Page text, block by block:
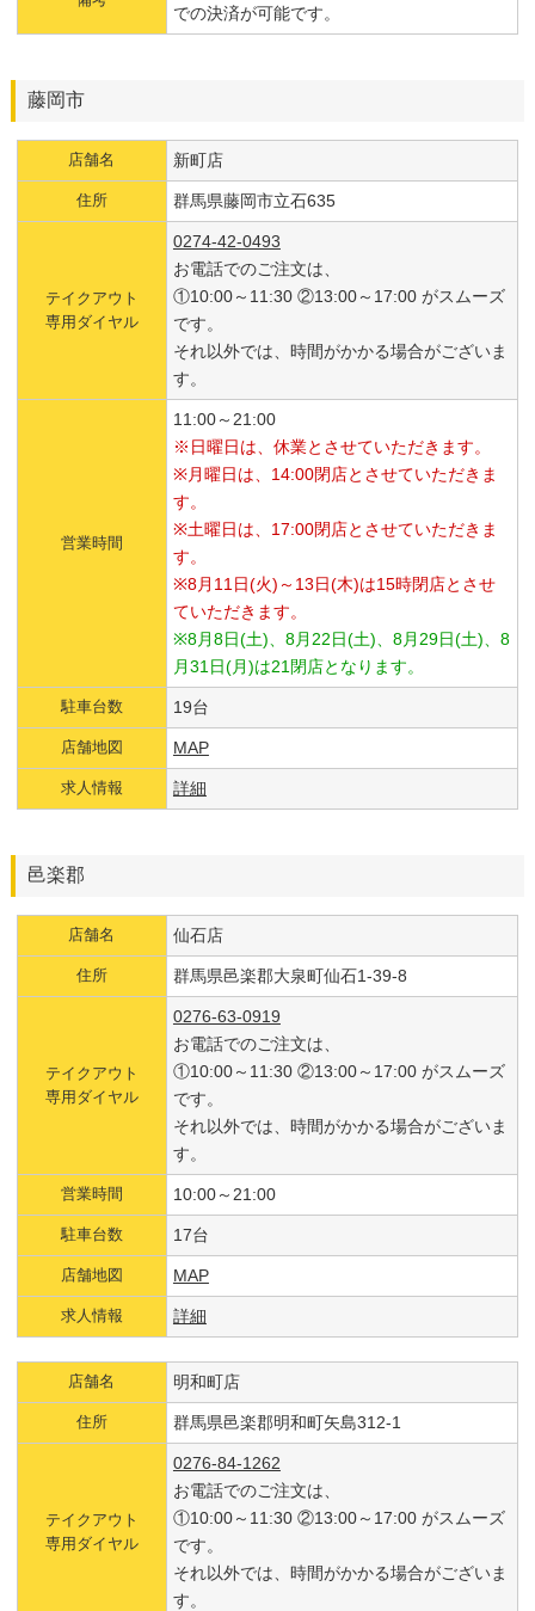
での決済が可能です。
藤岡市
店舗名 新町店
住所 群馬県藤岡市立石635
テイクアウト
専用ダイヤル
0274-42-0493
お電話でのご注文は、
①10:00～11:30 ②13:00～17:00 がスムーズ
です。
それ以外では、時間がかかる場合がございま
す。
営業時間
11:00～21:00
※日曜日は、休業とさせていただきます。
※月曜日は、14:00閉店とさせていただきま
す。
※土曜日は、17:00閉店とさせていただきま
す。
※8月11日(火)～13日(木)は15時閉店とさせ
ていただきます。
※8月8日(土)、8月22日(土)、8月29日(土)、8
月31日(月)は21閉店となります。
駐車台数 19台
店舗地図 MAP
求人情報 詳細
邑楽郡
店舗名 仙石店
住所 群馬県邑楽郡大泉町仙石1-39-8
テイクアウト
専用ダイヤル
0276-63-0919
お電話でのご注文は、
①10:00～11:30 ②13:00～17:00 がスムーズ
です。
それ以外では、時間がかかる場合がございま
す。
営業時間 10:00～21:00
駐車台数 17台
店舗地図 MAP
求人情報 詳細
店舗名 明和町店
住所 群馬県邑楽郡明和町矢島312-1
テイクアウト
専用ダイヤル
0276-84-1262
お電話でのご注文は、
①10:00～11:30 ②13:00～17:00 がスムーズ
です。
それ以外では、時間がかかる場合がございま
す。